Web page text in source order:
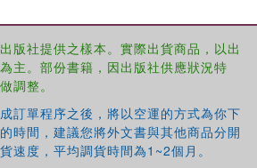
and practical knowledge, this
much-needed resource for any
practicing journalist, or
of journalism, safety, free speech
版社提供之樣本。實際出貨商品，以出
主。部份書籍，因出版社供應狀況特
調整。
訂單程序之後，將以空運的方式為你下
時間，建議您將外文書與其他商品分開
速度，平均調貨時間為1~2個月。